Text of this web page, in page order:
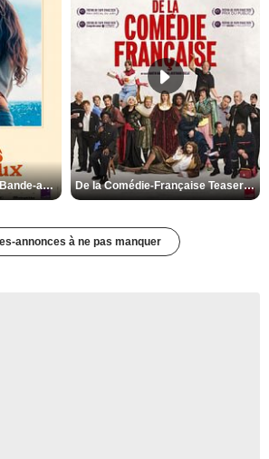
Les Matins merveilleux Bande-annonce VF De la Comédie-Française Teaser VF
annonces à ne pas manquer